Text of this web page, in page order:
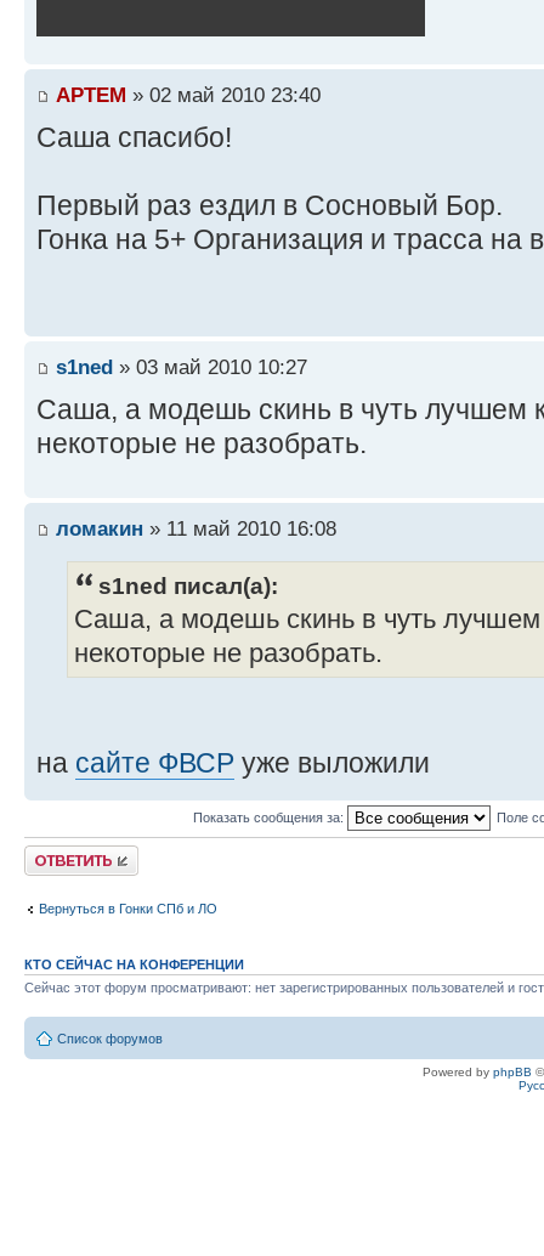
APTEM » 02 май 2010 23:40
Саша спасибо!
Первый раз ездил в Сосновый Бор.
Гонка на 5+ Организация и трасса на
s1ned » 03 май 2010 10:27
Саша, а модешь скинь в чуть лучшем
некоторые не разобрать.
ломакин » 11 май 2010 16:08
s1ned писал(а):
Саша, а модешь скинь в чуть
некоторые не разобрать.
на сайте ФВСР уже выложили
Показать сообщения за: Поле
Ответить
Вернуться в Гонки СПб и ЛО
КТО СЕЙЧАС НА КОНФЕРЕНЦИИ
Сейчас этот форум просматривают: нет зарегистрированных пользователей и
Список форумов
Powered by phpBB